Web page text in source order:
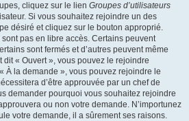
cliquez sur le lien Groupes d’utilisateurs
Si vous souhaitez rejoindre un des
désiré et cliquez sur le bouton approprié.
pas en libre accès. Certains peuvent
sont fermés et d’autres peuvent même
« Ouvert », vous pouvez le rejoindre
À la demande », vous pouvez rejoindre le
d’être approuvée par un chef de
demander pourquoi vous souhaitez rejoindre
ou non votre demande. N’importunez
votre demande, il a sûrement ses raisons.